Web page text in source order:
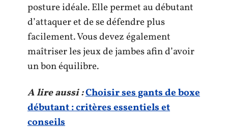
posture idéale. Elle permet au débutant
d’attaquer et de se défendre plus
facilement. Vous devez également
maîtriser les jeux de jambes afin d’avoir
un bon équilibre.
A lire aussi :Choisir ses gants de boxe
débutant : critères essentiels et
conseils